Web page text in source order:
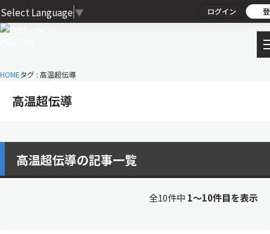
Select Language ▼ ログイン
HOMEタグ : 高温超伝導
高温超伝導
高温超伝導の記事一覧
全10件中 1〜10件目を表示